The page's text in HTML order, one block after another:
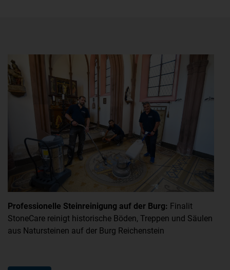
Professionelle Steinreinigung auf der Burg: Finalit
StoneCare reinigt historische Böden, Treppen und Säulen
aus Natursteinen auf der Burg Reichenstein